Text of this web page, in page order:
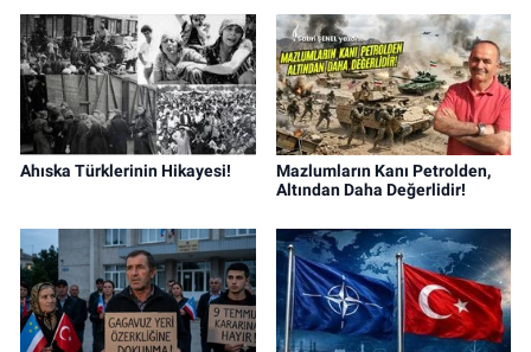
Ahıska Türklerinin Hikayesi!
Mazlumların Kanı Petrolden,
Altından Daha Değerlidir!